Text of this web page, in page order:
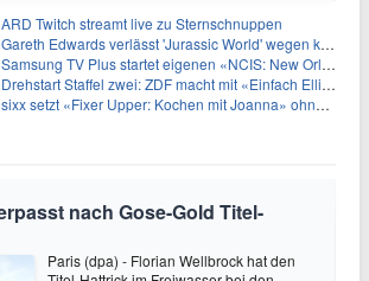
ARD Twitch streamt live zu Sternschnuppen
Gareth Edwards verlässt 'Jurassic World' wegen kreativer Differenzen
Samsung TV Plus startet eigenen «NCIS: New Orleans»-Sender
Drehstart Staffel zwei: ZDF macht mit «Einfach Elli» weiter
sixx setzt «Fixer Upper: Kochen mit Joanna» ohne Pause fort
nach Gose-Gold Titel-
Paris (dpa) - Florian Wellbrock hat den